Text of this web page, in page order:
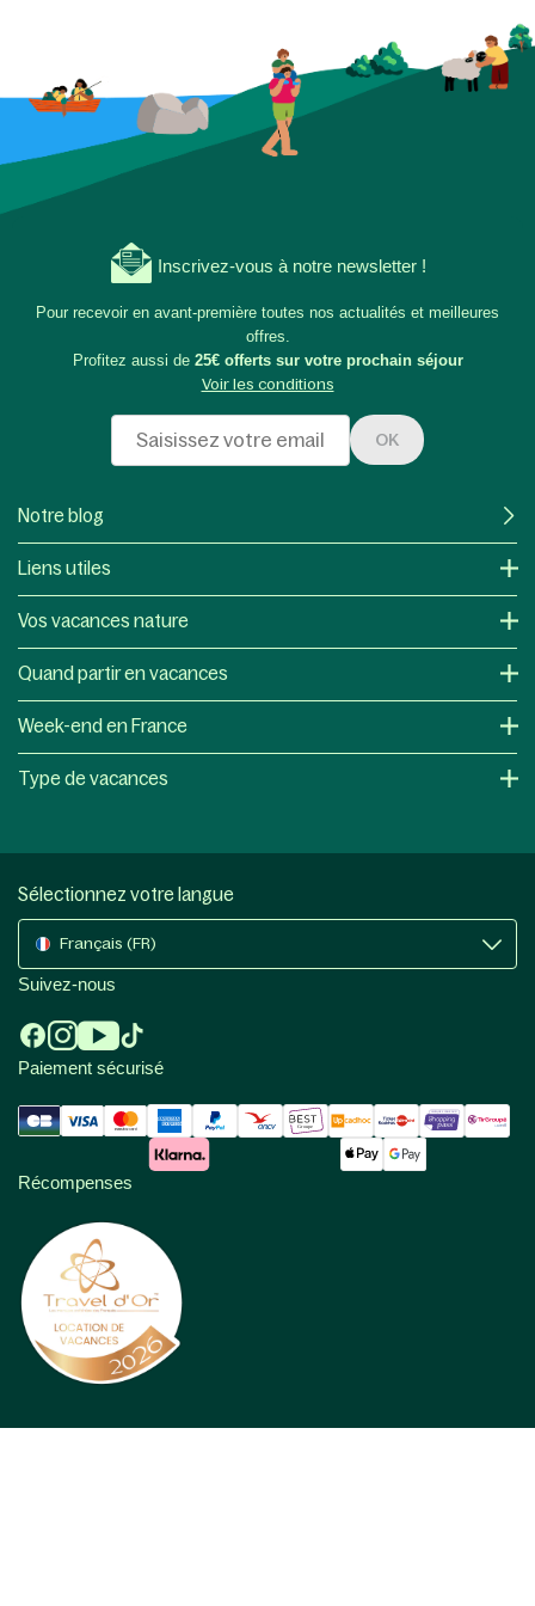
Inscrivez-vous à notre newsletter !
Pour recevoir en avant-première toutes nos actualités et meilleures
offres.
Profitez aussi de 25€ offerts sur votre prochain séjour
Voir les conditions
OK
Notre blog
Liens utiles
Vos vacances nature
Quand partir en vacances
Week-end en France
Type de vacances
Sélectionnez votre langue
Français (FR)
Suivez-nous
Paiement sécurisé
Récompenses